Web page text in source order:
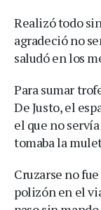
Realizó todo
agradeció no
saludó en los
Para sumar
De Justo, el
el que no
tomaba la
Cruzarse no
polizón en el